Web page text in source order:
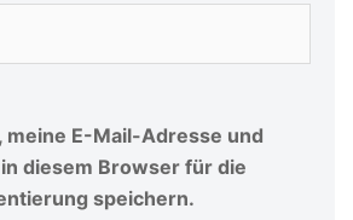
meine E-Mail-Adresse und
diesem Browser für die
speichern.